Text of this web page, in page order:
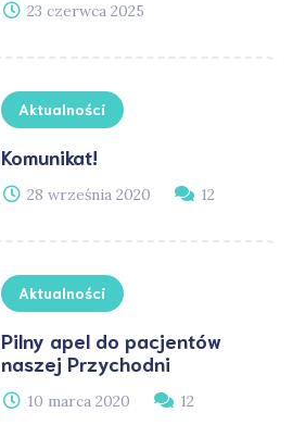
23 czerwca 2025
Aktualności
Komunikat!
28 września 2020 12
Aktualności
Pilny apel do pacjentów
naszej Przychodni
10 marca 2020 12